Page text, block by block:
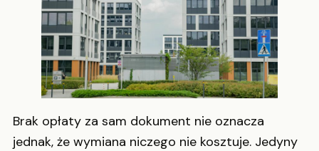
Brak opłaty za sam dokument nie oznacza
jednak, że wymiana niczego nie kosztuje. Jedyny